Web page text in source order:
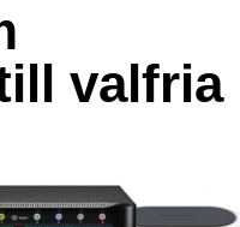
valfria